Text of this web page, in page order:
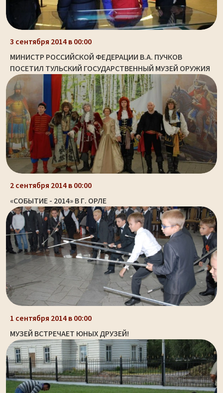
3 сентября 2014 в 00:00
МИНИСТР РОССИЙСКОЙ ФЕДЕРАЦИИ В.А. ПУЧКОВ
ПОСЕТИЛ ТУЛЬСКИЙ ГОСУДАРСТВЕННЫЙ МУЗЕЙ ОРУЖИЯ
2 сентября 2014 в 00:00
«СОБЫТИЕ - 2014» В Г. ОРЛЕ
1 сентября 2014 в 00:00
МУЗЕЙ ВСТРЕЧАЕТ ЮНЫХ ДРУЗЕЙ!